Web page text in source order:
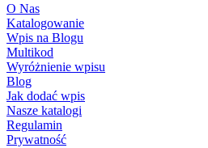
O Nas
Katalogowanie
Wpis na Blogu
Multikod
Wyróżnienie wpisu
Blog
Jak dodać wpis
Nasze katalogi
Regulamin
Prywatność